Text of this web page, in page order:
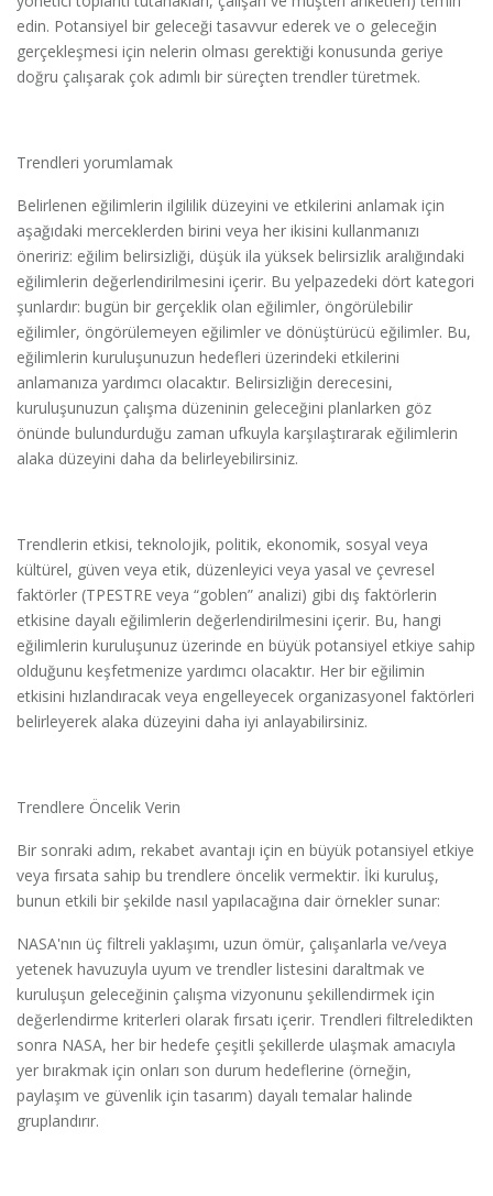
edin. Potansiyel bir geleceği tasavvur ederek ve o geleceğin
gerçekleşmesi için nelerin olması gerektiği konusunda geriye
doğru çalışarak çok adımlı bir süreçten trendler türetmek.
Trendleri yorumlamak
Belirlenen eğilimlerin ilgililik düzeyini ve etkilerini anlamak için
aşağıdaki merceklerden birini veya her ikisini kullanmanızı
öneririz: eğilim belirsizliği, düşük ila yüksek belirsizlik aralığındaki
eğilimlerin değerlendirilmesini içerir. Bu yelpazedeki dört kategori
şunlardır: bugün bir gerçeklik olan eğilimler, öngörülebilir
eğilimler, öngörülemeyen eğilimler ve dönüştürücü eğilimler. Bu,
eğilimlerin kuruluşunuzun hedefleri üzerindeki etkilerini
anlamanıza yardımcı olacaktır. Belirsizliğin derecesini,
kuruluşunuzun çalışma düzeninin geleceğini planlarken göz
önünde bulundurduğu zaman ufkuyla karşılaştırarak eğilimlerin
alaka düzeyini daha da belirleyebilirsiniz.
Trendlerin etkisi, teknolojik, politik, ekonomik, sosyal veya
kültürel, güven veya etik, düzenleyici veya yasal ve çevresel
faktörler (TPESTRE veya “goblen” analizi) gibi dış faktörlerin
etkisine dayalı eğilimlerin değerlendirilmesini içerir. Bu, hangi
eğilimlerin kuruluşunuz üzerinde en büyük potansiyel etkiye sahip
olduğunu keşfetmenize yardımcı olacaktır. Her bir eğilimin
etkisini hızlandıracak veya engelleyecek organizasyonel faktörleri
belirleyerek alaka düzeyini daha iyi anlayabilirsiniz.
Trendlere Öncelik Verin
Bir sonraki adım, rekabet avantajı için en büyük potansiyel etkiye
veya fırsata sahip bu trendlere öncelik vermektir. İki kuruluş,
bunun etkili bir şekilde nasıl yapılacağına dair örnekler sunar:
NASA'nın üç filtreli yaklaşımı, uzun ömür, çalışanlarla ve/veya
yetenek havuzuyla uyum ve trendler listesini daraltmak ve
kuruluşun geleceğinin çalışma vizyonunu şekillendirmek için
değerlendirme kriterleri olarak fırsatı içerir. Trendleri filtreledikten
sonra NASA, her bir hedefe çeşitli şekillerde ulaşmak amacıyla
yer bırakmak için onları son durum hedeflerine (örneğin,
paylaşım ve güvenlik için tasarım) dayalı temalar halinde
gruplandırır.